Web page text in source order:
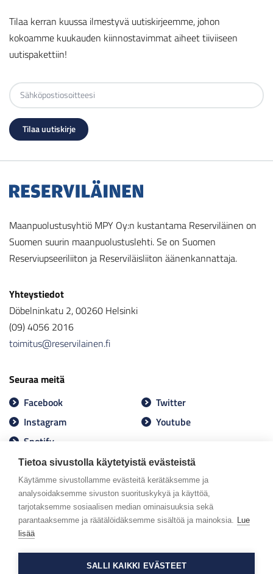
Tietoa sivustolla käytetyistä evästeistä
Käytämme sivustollamme evästeitä kerätäksemme ja
analysoidaksemme sivuston suorituskykyä ja käyttöä,
tarjotaksemme sosiaalisen median ominaisuuksia sekä
parantaaksemme ja räätälöidäksemme sisältöä ja mainoksia. Lue
lisää
SALLI KAIKKI EVÄSTEET
Tilaa kerran kuussa ilmestyvä uutiskirjeemme, johon
kokoamme kuukauden kiinnostavimmat aiheet tiiviiseen
uutispakettiin!
Maanpuolustusyhtiö MPY Oy:n kustantama Reserviläinen on
Suomen suurin maanpuolustuslehti. Se on Suomen
Reserviupseeriliiton ja Reserviläisliiton äänenkannattaja.
Yhteystiedot
Döbelninkatu 2, 00260 Helsinki
(09) 4056 2016
toimitus@reservilainen.fi
Seuraa meitä
Facebook
Twitter
Instagram
Youtube
Spotify